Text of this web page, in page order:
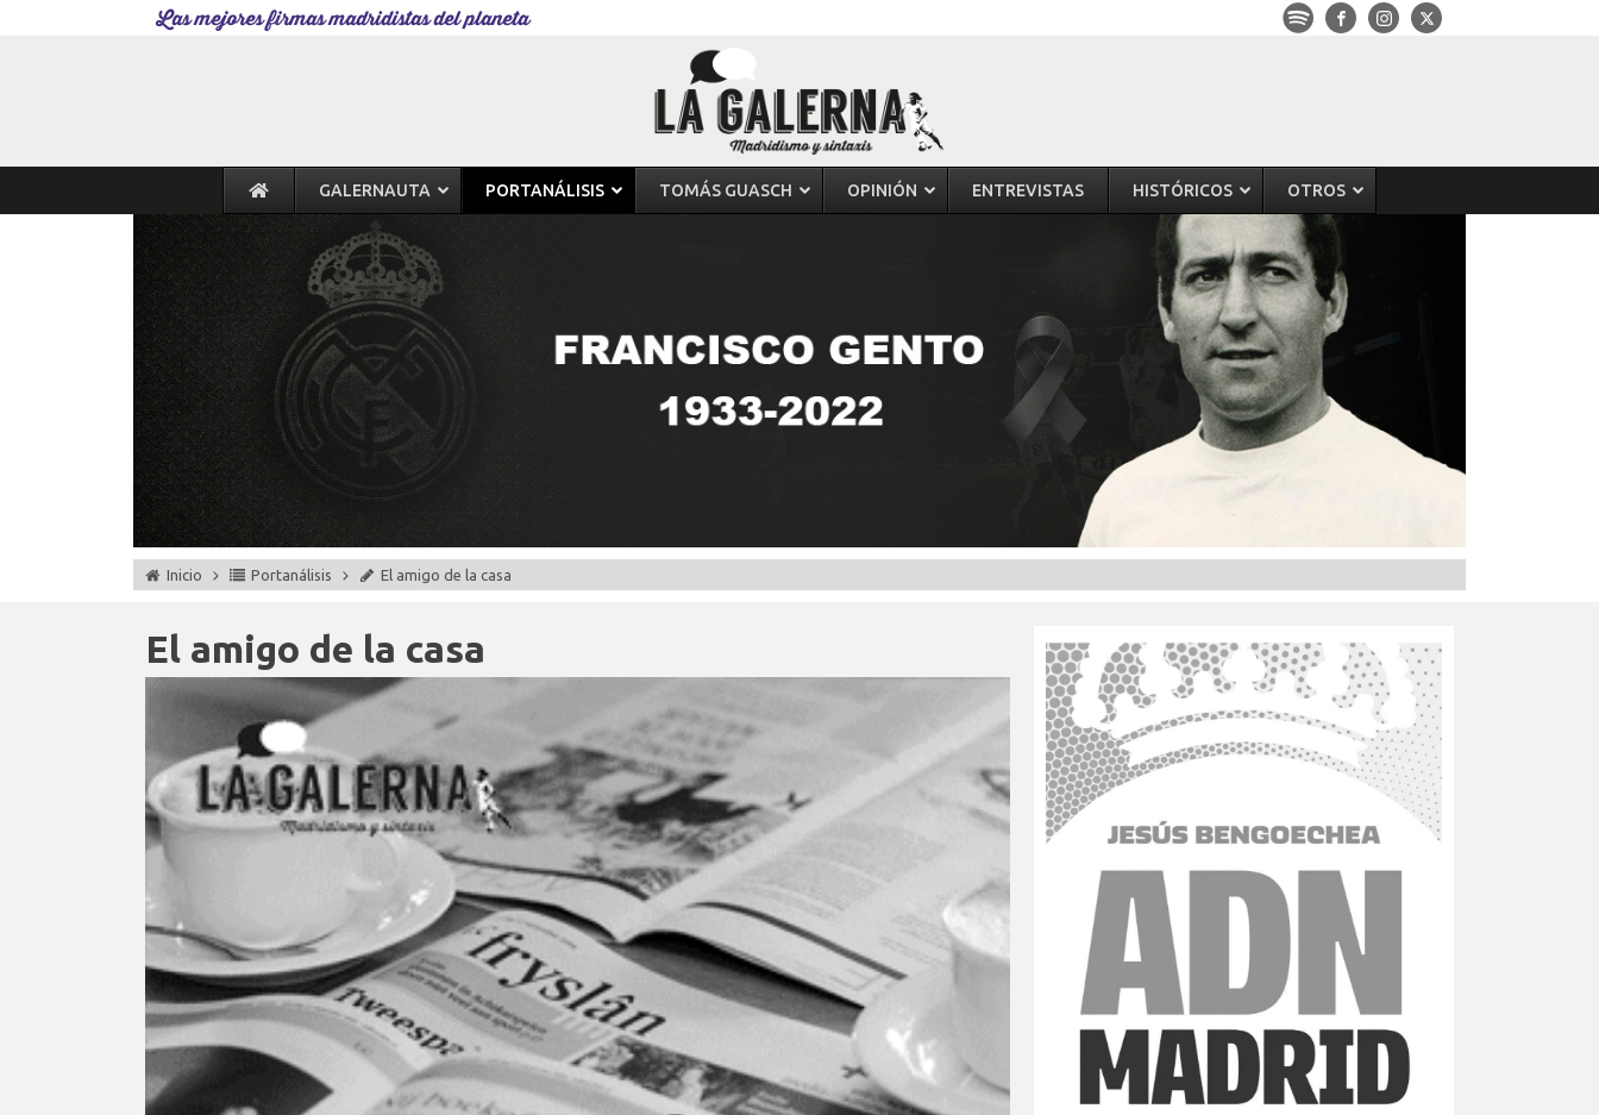
Las mejores firmas madridistas del planeta
GALERNAUTA PORTANÁLISIS TOMÁS GUASCH OPINIÓN ENTREVISTAS HISTÓRICOS OTROS
Inicio Portanálisis El amigo de la casa
El amigo de la casa